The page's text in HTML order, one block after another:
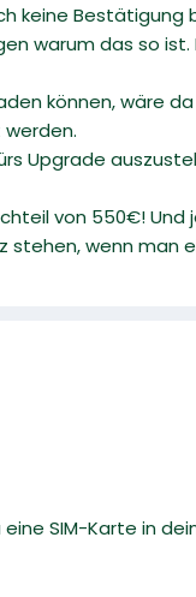
keine
warum das so
können, wäre
Upgrade
von 550€!
stehen, wenn man
SIM-Karte in